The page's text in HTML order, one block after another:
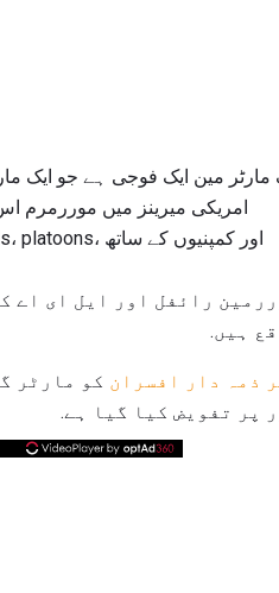
رائفل اور ایل ای اے
ہیں.
ذمہ دار افسران کو مارٹر
پر تفویض کیا گیا ہے.